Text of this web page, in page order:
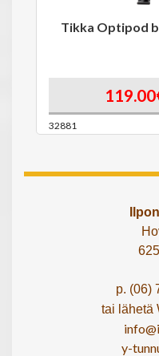
Tikka Optipod
32881
p. (06)
tai lähetä
y-